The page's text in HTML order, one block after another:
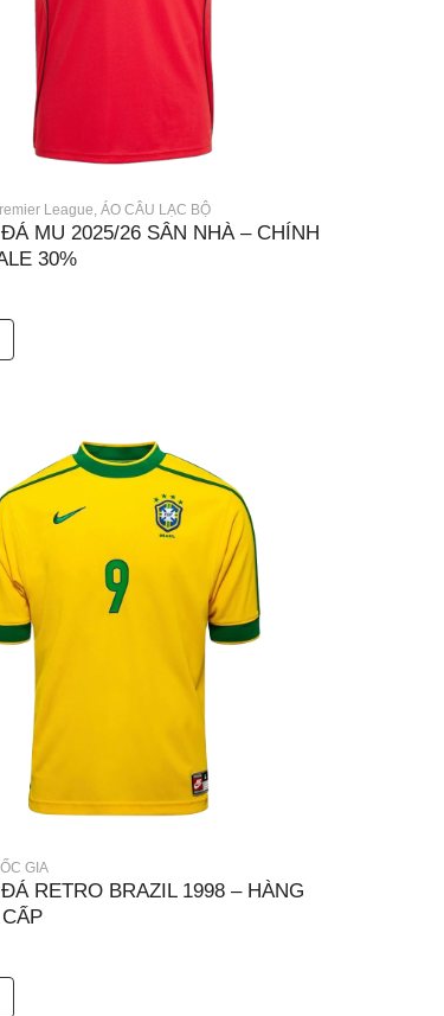
League, ÁO CÂU LẠC BỘ
MU 2025/26 SÂN NHÀ – CHÍNH
30%
GIA
RETRO BRAZIL 1998 – HÀNG